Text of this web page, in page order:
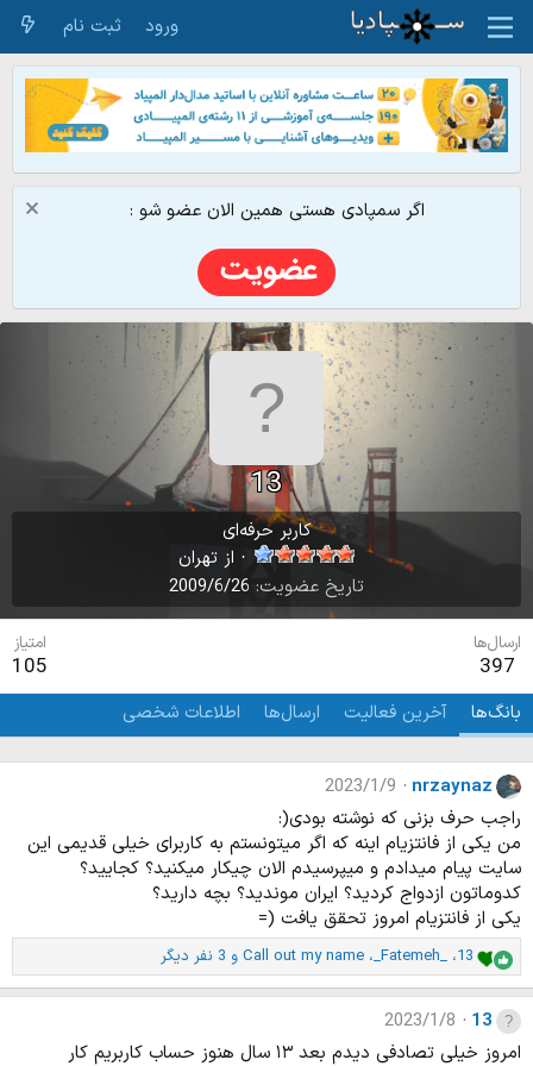
ورود ثبت نام
اگر سمپادی هستی همین الان عضو شو :
13
کاربر حرفه‌ای
· از تهران
تاریخ عضویت 2009/6/26
ارسال‌ها
397
امتیاز
105
بانگ‌ها آخرین فعالیت ارسال‌ها اطلاعات شخصی
nrzaynaz
2023/1/9
راجب حرف بزنی که نوشته بودی(:
من یکی از فانتزیام اینه که اگر میتونستم به کاربرای خیلی قدیمی این
سایت پیام میدادم و میپرسیدم الان چیکار میکنید؟ کجایید؟
کدوماتون ازدواج کردید؟ ایران موندید؟ بچه دارید؟
یکی از فانتزیام امروز تحقق یافت (=
ا
م
ت
ی
ا
13، _Fatemeh_، Call out my name و 3 نفر دیگر
13
2023/1/8
امروز خیلی تصادفی دیدم بعد ۱۳ سال هنوز حساب کاربریم کار